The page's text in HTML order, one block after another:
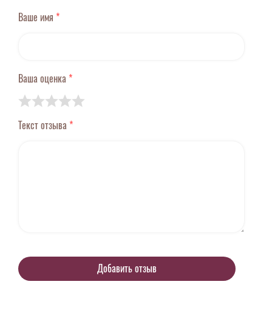
Ваше имя *
Ваша оценка *
Текст отзыва *